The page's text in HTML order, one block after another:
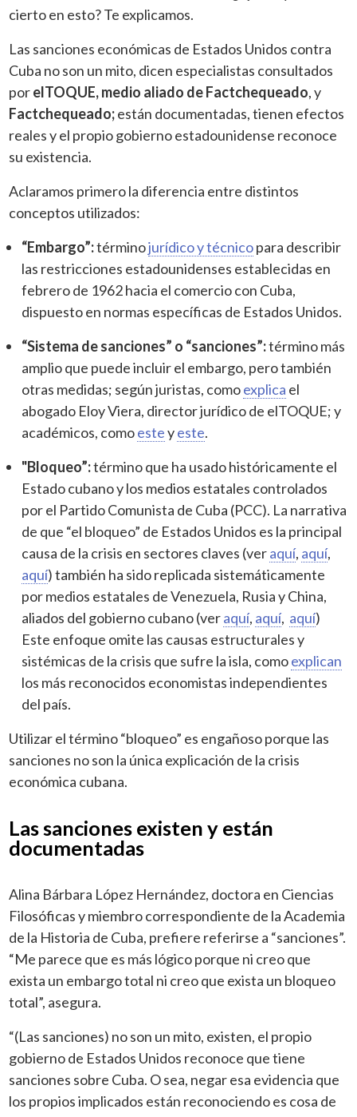
cierto en esto? Te explicamos.
Las sanciones económicas de Estados Unidos contra
Cuba no son un mito, dicen especialistas consultados
porelTOQUE, medio aliado de Factchequeado, y
Factchequeado;están documentadas, tienen efectos
reales y el propio gobierno estadounidense reconoce
su existencia.
Aclaramos primero la diferencia entre distintos
conceptos utilizados:
“Embargo”:términojurídico y técnicopara describir
las restricciones estadounidenses establecidas en
febrero de 1962 hacia el comercio con Cuba,
dispuesto en normas específicas de Estados Unidos.
“Sistema de sanciones” o “sanciones”:término más
amplio que puede incluir el embargo, pero también
otras medidas; según juristas, comoexplica el
abogado Eloy Viera, director jurídico de elTOQUE; y
académicos, comoesteyeste.
"Bloqueo”:término que ha usado históricamente el
Estado cubano y los medios estatales controlados
por el Partido Comunista de Cuba (PCC). La narrativa
de que “el bloqueo” de Estados Unidos es la principal
causa de la crisis en sectores claves (veraquí, aquí,
aquí) también ha sido replicada sistemáticamente
por medios estatales de Venezuela, Rusia y China,
aliados del gobierno cubano (veraquí, aquí, aquí)
Este enfoque omite las causas estructurales y
sistémicas de la crisis que sufre la isla, comoexplican
los más reconocidos economistas independientes
del país.
Utilizar el término “bloqueo” es engañoso porque las
sanciones no son la única explicación de la crisis
económica cubana.
Las sanciones existen y están
documentadas
Alina Bárbara López Hernández, doctora en Ciencias
Filosóficas y miembro correspondiente de la Academia
de la Historia de Cuba, prefiere referirse a “sanciones”.
“Me parece que es más lógico porque ni creo que
exista un embargo total ni creo que exista un bloqueo
total”, asegura.
“(Las sanciones) no son un mito, existen, el propio
gobierno de Estados Unidos reconoce que tiene
sanciones sobre Cuba. O sea, negar esa evidencia que
los propios implicados están reconociendo es cosa de